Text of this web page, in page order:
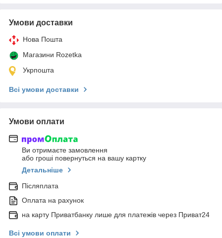
Умови доставки
Нова Пошта
Магазини Rozetka
Укрпошта
Всі умови доставки
Умови оплати
Ви отримаєте замовлення
або гроші повернуться на вашу картку
Детальніше
Післяплата
Оплата на рахунок
на карту Приватбанку лише для платежів через Приват24
Всі умови оплати